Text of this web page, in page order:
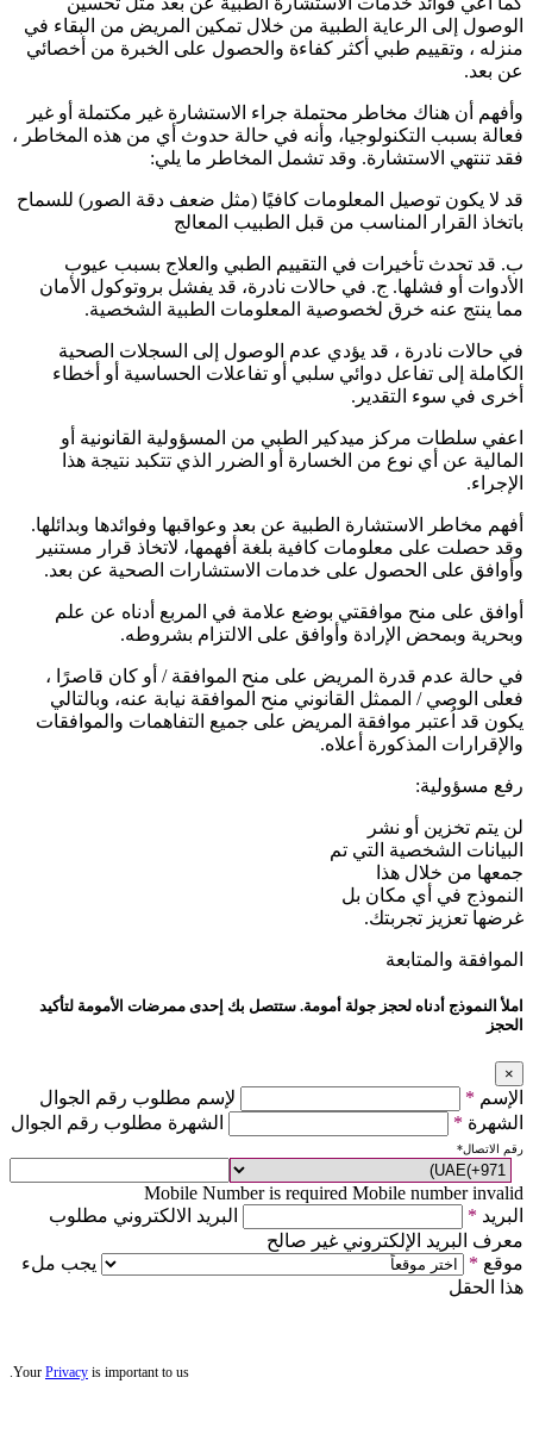
الوصول إلى الرعاية الطبية من خلال تمكين المريض من البقاء في
منزله ، وتقييم طبي أكثر كفاءة والحصول على الخبرة من أخصائي
عن بعد.
وأفهم أن هناك مخاطر محتملة جراء الاستشارة غير مكتملة أو غير
فعالة بسبب التكنولوجيا، وأنه في حالة حدوث أي من هذه المخاطر ،
فقد تنتهي الاستشارة. وقد تشمل المخاطر ما يلي:
قد لا يكون توصيل المعلومات كافيًا (مثل ضعف دقة الصور) للسماح
باتخاذ القرار المناسب من قبل الطبيب المعالج
ب. قد تحدث تأخيرات في التقييم الطبي والعلاج بسبب عيوب
الأدوات أو فشلها. ج. في حالات نادرة، قد يفشل بروتوكول الأمان
مما ينتج عنه خرق لخصوصية المعلومات الطبية الشخصية.
في حالات نادرة ، قد يؤدي عدم الوصول إلى السجلات الصحية
الكاملة إلى تفاعل دوائي سلبي أو تفاعلات الحساسية أو أخطاء
أخرى في سوء التقدير.
اعفي سلطات مركز ميدكير الطبي من المسؤولية القانونية أو
المالية عن أي نوع من الخسارة أو الضرر الذي تتكبد نتيجة هذا
الإجراء.
أفهم مخاطر الاستشارة الطبية عن بعد وعواقبها وفوائدها وبدائلها.
وقد حصلت على معلومات كافية بلغة أفهمها، لاتخاذ قرار مستنير
وأوافق على الحصول على خدمات الاستشارات الصحية عن بعد.
أوافق على منح موافقتي بوضع علامة في المربع أدناه عن علم
وبحرية وبمحض الإرادة وأوافق على الالتزام بشروطه.
في حالة عدم قدرة المريض على منح الموافقة / أو كان قاصرًا ،
فعلى الوصي / الممثل القانوني منح الموافقة نيابة عنه، وبالتالي
يكون قد اُعتبر موافقة المريض على جميع التفاهمات والموافقات
والإقرارات المذكورة أعلاه.
رفع مسؤولية:
لن يتم تخزين أو نشر
البيانات الشخصية التي تم
جمعها من خلال هذا
النموذج في أي مكان بل
غرضها تعزيز تجربتك.
الموافقة والمتابعة
املأ النموذج أدناه لحجز جولة أمومة. ستتصل بك إحدى ممرضات الأمومة لتأكيد
الحجز
×
الإسم *
لإسم مطلوب رقم الجوال
الشهرة * الشهرة مطلوب رقم الجوال
رقم الاتصال*
Mobile Number is required Mobile number invalid
البريد *
البريد الالكتروني مطلوب
معرف البريد الإلكتروني غير صالح
موقع *
يجب ملء
هذا الحقل
Your Privacy is important to us.